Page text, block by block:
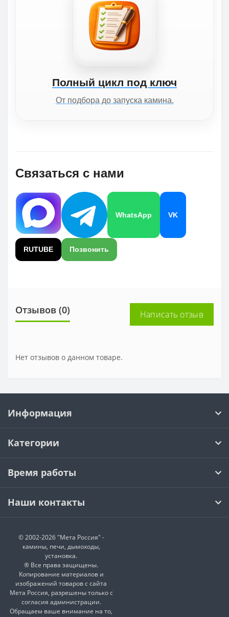
Полный цикл под ключ
От подбора до запуска камина.
Связаться с нами
WhatsApp VK
RUTUBE Позвонить
Отзывов (0) Написать отзыв
Нет отзывов о данном товаре.
Информация
Категории
Время работы
Наши контакты
© 2002-2026 "Мета Россия" -
камины, печи, дымоходы,
установка.
® Все права защищены.
Копирование материалов и
изображений товаров с сайта
Мета Россия, разрешены только с
согласия администрации.
Обращаем ваше внимание на то,